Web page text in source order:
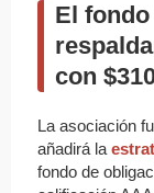
El
con
La asociación
añadirá la
fondo de